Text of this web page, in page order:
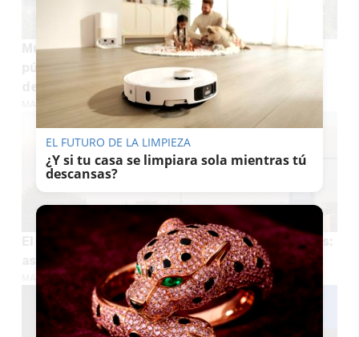
Muere Carlos Telmo, histórico relaciones
públicas de Sevilla, de la Casa de Alba y rostro
de la Expo 92
MARÍA CRISOL
El humo del incendio en Niebla cruza provincias:
así se ve el incendio desde Sevilla
MARÍA CRISOL
EL FUTURO DE LA LIMPIEZA
¿Y si tu casa se limpiara sola mientras tú
descansas?